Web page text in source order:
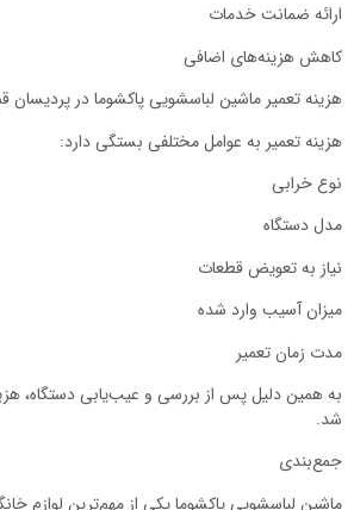
ارائه ضمانت خدمات
کاهش هزینه‌های اضافی
هزینه تعمیر ماشین لباسشویی پاکشوما در پردیسان
هزینه تعمیر به عوامل مختلفی بستگی دارد:
نوع خرابی
مدل دستگاه
نیاز به تعویض قطعات
میزان آسیب وارد شده
مدت زمان تعمیر
به همین دلیل پس از بررسی و عیب‌یابی دستگاه،
شد.
جمع‌بندی
ماشین لباسشویی پاکشوما یکی از مهم‌ترین لوازم